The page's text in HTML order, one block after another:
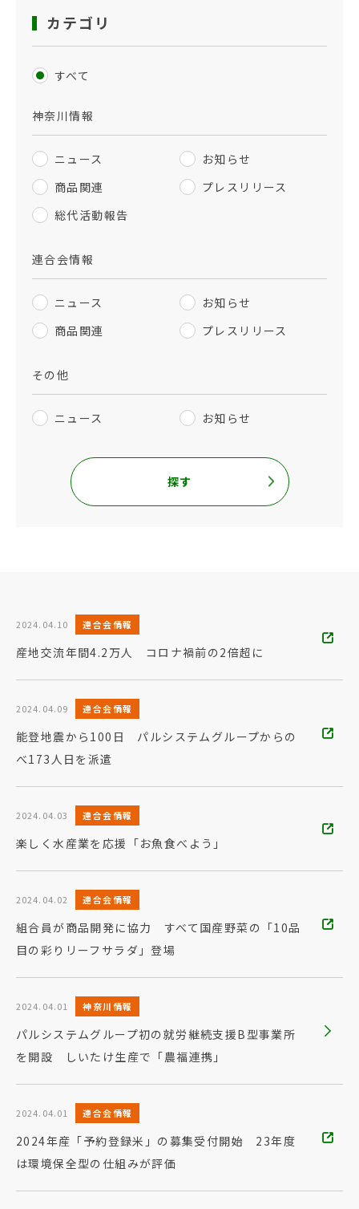
カテゴリ
すべて
神奈川情報
ニュース
お知らせ
商品関連
プレスリリース
総代活動報告
連合会情報
ニュース
お知らせ
商品関連
プレスリリース
その他
ニュース お知らせ
探す
2024.04.10 連合会情報
産地交流年間4.2万人 コロナ禍前の2倍超に
2024.04.09 連合会情報
能登地震から100日 パルシステムグループからの
べ173人日を派遣
2024.04.03 連合会情報
楽しく水産業を応援「お魚食べよう」
2024.04.02 連合会情報
組合員が商品開発に協力 すべて国産野菜の「10品
目の彩りリーフサラダ」登場
2024.04.01 神奈川情報
パルシステムグループ初の就労継続支援B型事業所
を開設 しいたけ生産で「農福連携」
2024.04.01 連合会情報
2024年産「予約登録米」の募集受付開始 23年度
は環境保全型の仕組みが評価